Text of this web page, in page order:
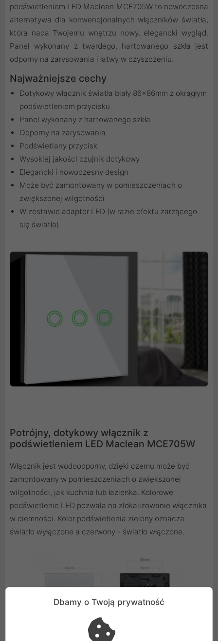
podświetleniem LED Maclean MCE705W to nowoczesna
alternatywa dla konwencjonalnych włączników światła,
która nada Twojemu wnętrzu nowy, elegancki wygląd.
Panel wykonany z twardego, hartowanego szkła jest
odporny na zarysowania i łatwy w czyszczeniu.
Najważniejsze cechy
Dotykowy włącznik światła biały 86x86mm z okrągłym
podświetleniem przycisku
Panel wykonany z hartowanego szkła
Odporny na zarysowania
Podświetlany przycisk
Wysokiej jakości czujnik dotykowy
Elegancki i nowoczesny design
Może być zamontowany w pomieszczeniach o
zwiększonej wilgotności
W zestawie adapter LED (w razie efektu żarzącego
się światła)
Potrójny, dotykowy włącznik z
podświetleniem LED Maclean MCE705W
Włącznik jest wodoodporny, dzięki czemu może być
zamontowany w pomieszczeniach o zwiększonej
wilgotności, jak kuchnia lub łazienka. Kolorowe
podświetlenie LED pozwala na zlokalizowanie włącznika
w ciemności. Kolor podświetlenia zielony oznacza
światło wyłączone a czerwony - światło włączone.
Dbamy o Twoją prywatność